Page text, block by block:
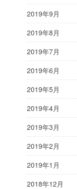
2019年9月
2019年8月
2019年7月
2019年6月
2019年5月
2019年4月
2019年3月
2019年2月
2019年1月
2018年12月